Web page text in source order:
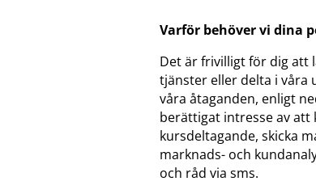
Varför behöver vi dina
Det är frivilligt för dig att
tjänster eller delta i våra
våra åtaganden, enligt
berättigat intresse av att
kursdeltagande, skicka
marknads- och
och råd via sms.